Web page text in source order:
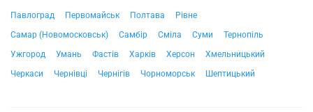
Павлоград
Первомайськ Полтава
Рівне
Самар (Новомосковськ)
Самбір Сміла Суми
Тернопіль
Ужгород
Умань Фастів Харків Херсон
Хмельницький
Черкаси
Чернівці Чернігів Чорноморськ Шептицький